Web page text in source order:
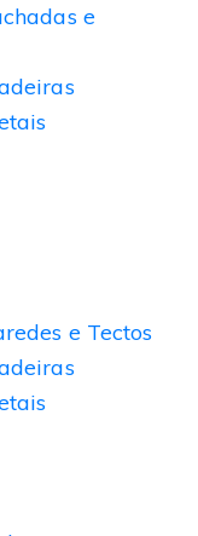
e
e Tectos